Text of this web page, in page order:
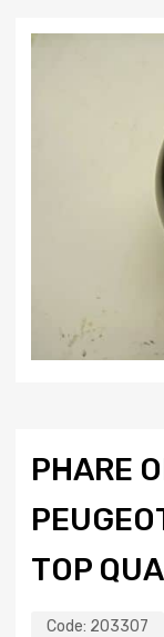
PHARE
TOP
Code: 203307